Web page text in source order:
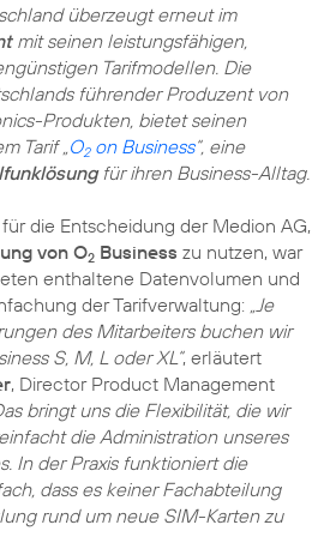
überzeugt erneut im
mit seinen leistungsfähigen,
Tarifmodellen. Die
führender Produzent von
Produkten, bietet seinen
Tarif „ O2on Business“, eine
für ihren Business-Alltag.
die Entscheidung der Medion AG,
von O2 Business zu nutzen, war
enthaltene Datenvolumen und
der Tarifverwaltung:
„Je
des Mitarbeiters buchen wir
S, M, L oder XL“, erläutert
, Director Product Management
bringt uns die Flexibilität, die wir
die Administration unseres
In der Praxis funktioniert die
dass es keiner Fachabteilung
rund um neue SIM-Karten zu